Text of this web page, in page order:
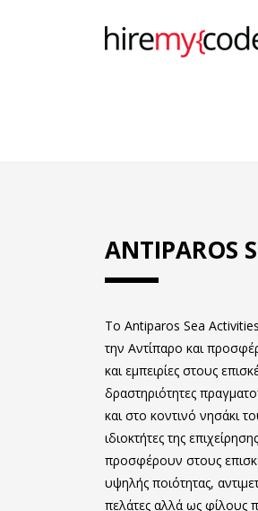
ANTIPAROS
Το Antiparos Sea
την Αντίπαρο και
και εμπειρίες στους
δραστηριότητες
και στο κοντινό νησάκι
ιδιοκτήτες της
προσφέρουν στους
υψηλής ποιότητας,
πελάτες αλλά ως φίλους